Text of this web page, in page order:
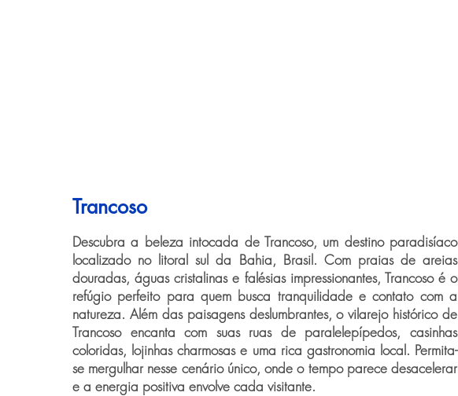
Trancoso
Descubra a beleza intocada de Trancoso, um destino paradisíaco
localizado no litoral sul da Bahia, Brasil. Com praias de areias
douradas, águas cristalinas e falésias impressionantes, Trancoso é o
refúgio perfeito para quem busca tranquilidade e contato com a
natureza. Além das paisagens deslumbrantes, o vilarejo histórico de
Trancoso encanta com suas ruas de paralelepípedos, casinhas
coloridas, lojinhas charmosas e uma rica gastronomia local. Permita-
se mergulhar nesse cenário único, onde o tempo parece desacelerar
e a energia positiva envolve cada visitante.